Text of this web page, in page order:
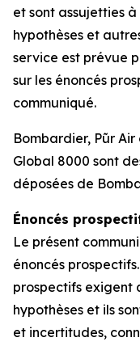
et sont assujetties
hypothèses et
service est prévue
sur les énoncés
communiqué.
Bombardier, Pũr Air
Global 8000 sont
déposées de
Énoncés
Le présent
énoncés
prospectifs exigent
hypothèses et ils
et incertitudes,